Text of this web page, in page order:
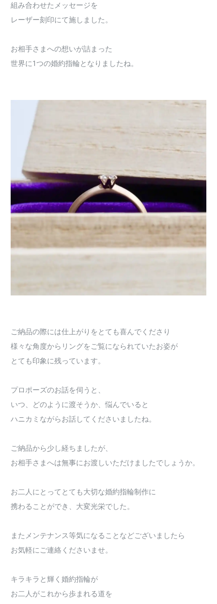
組み合わせたメッセージを
レーザー刻印にて施しました。
お相手さまへの想いが詰まった
世界に1つの婚約指輪となりましたね。
ご納品の際には仕上がりをとても喜んでくださり
様々な角度からリングをご覧になられていたお姿が
とても印象に残っています。
プロポーズのお話を伺うと、
いつ、どのように渡そうか、悩んでいると
ハニカミながらお話してくださいましたね。
ご納品から少し経ちましたが、
お相手さまへは無事にお渡しいただけましたでしょうか。
お二人にとってとても大切な婚約指輪制作に
携わることができ、大変光栄でした。
またメンテナンス等気になることなどございましたら
お気軽にご連絡くださいませ。
キラキラと輝く婚約指輪が
お二人がこれから歩まれる道を